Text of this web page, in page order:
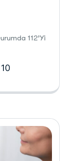
112’yi